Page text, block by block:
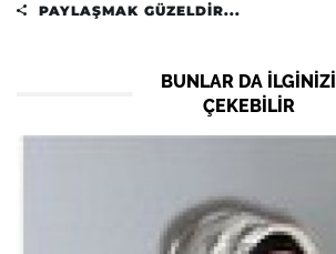
PAYLAŞMAK GÜZELDIR...
BUNLAR DA ILGINIZI
ÇEKEBILIR